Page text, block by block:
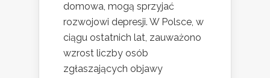
domowa, mogą sprzyjać
rozwojowi depresji. W Polsce, w
ciągu ostatnich lat, zauważono
wzrost liczby osób
zgłaszających objawy